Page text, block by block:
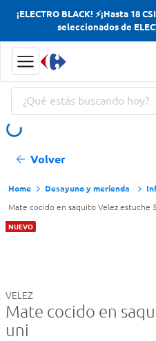
¡ELECTRO BLACK! ⚡¡Hasta 18
seleccionados de
¿Qué estás buscando hoy?
Volver
Desayuno y merienda
Mate cocido en saquito Velez estuche
NUEVO
VELEZ
Mate cocido en
uni
Términos más
Yerba
Cerveza
Doves
Papas Fritas
Términos más
Yerba
Cerveza
Doves